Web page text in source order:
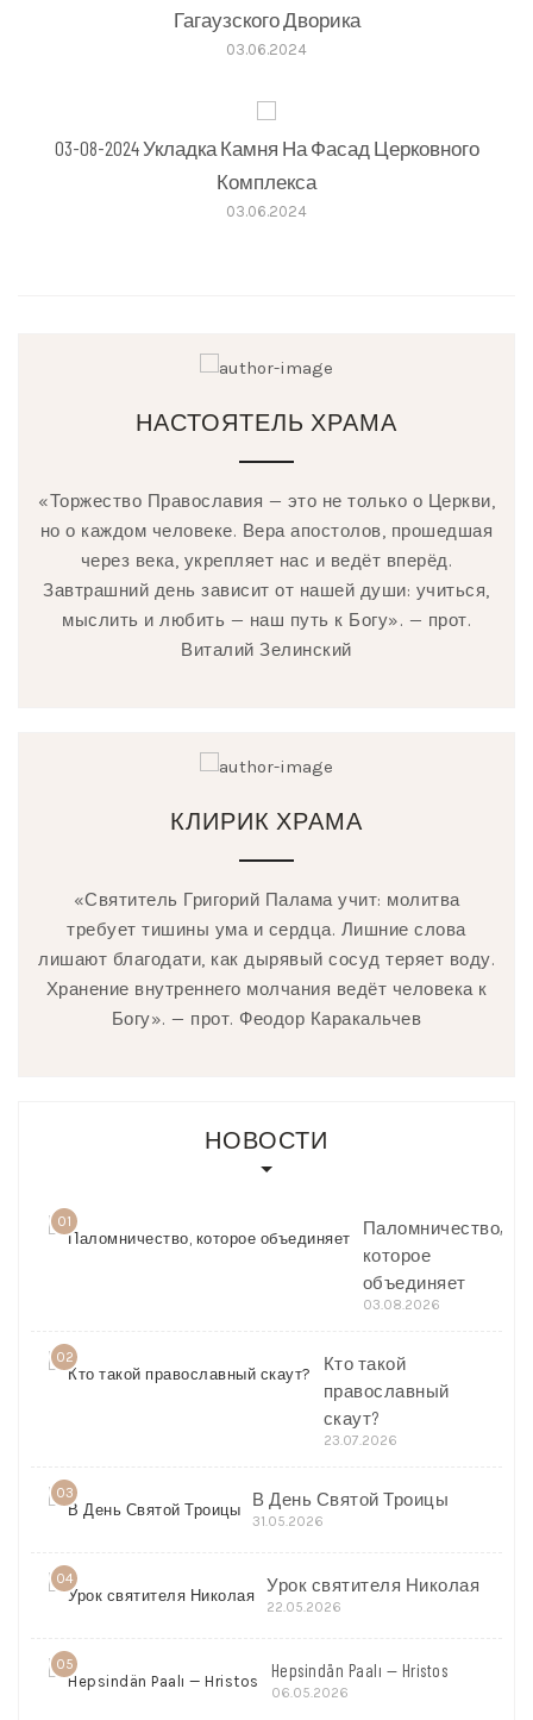
Гагаузского Дворика
03.06.2024
03-08-2024 Укладка Камня На Фасад Церковного
Комплекса
03.06.2024
НАСТОЯТЕЛЬ ХРАМА
«Торжество Православия — это не только о Церкви,
но о каждом человеке. Вера апостолов, прошедшая
через века, укрепляет нас и ведёт вперёд.
Завтрашний день зависит от нашей души: учиться,
мыслить и любить — наш путь к Богу». — прот.
Виталий Зелинский
КЛИРИК ХРАМА
«Святитель Григорий Палама учит: молитва
требует тишины ума и сердца. Лишние слова
лишают благодати, как дырявый сосуд теряет воду.
Хранение внутреннего молчания ведёт человека к
Богу». — прот. Феодор Каракальчев
НОВОСТИ
01
Паломничество,
которое
объединяет
03.08.2026
02
Кто такой
православный
скаут?
23.07.2026
03 В День Святой Троицы
31.05.2026
04 Урок святителя Николая
22.05.2026
05 Hepsindän Paalı — Hristos
06.05.2026